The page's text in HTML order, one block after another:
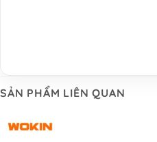
SẢN PHẨM LIÊN QUAN